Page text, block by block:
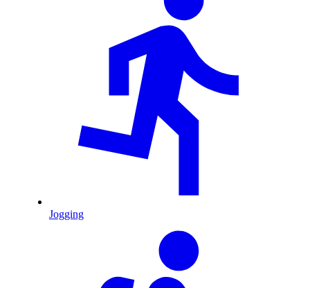
Jogging